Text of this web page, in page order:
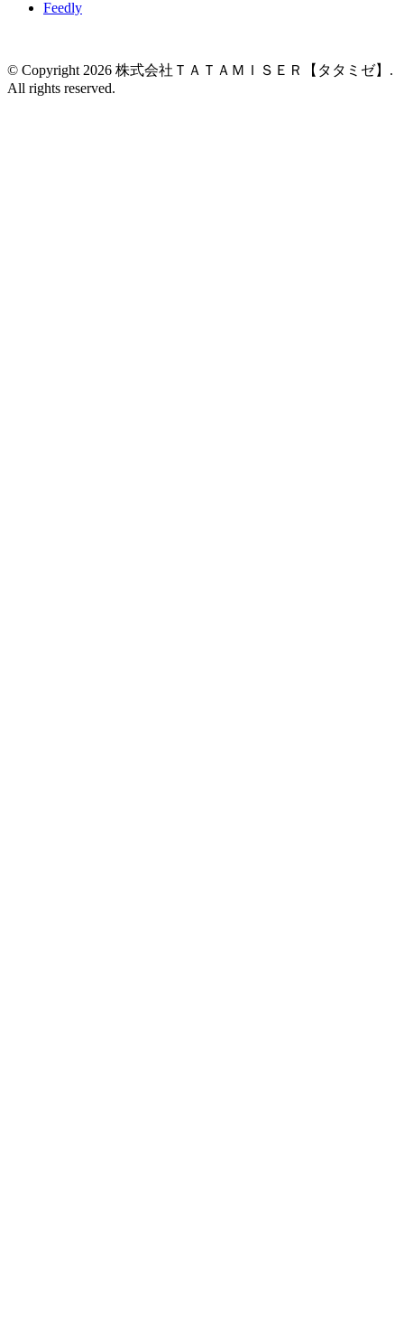
Feedly
© Copyright 2026 株式会社ＴＡＴＡＭＩＳＥＲ【タタミゼ】.
All rights reserved.